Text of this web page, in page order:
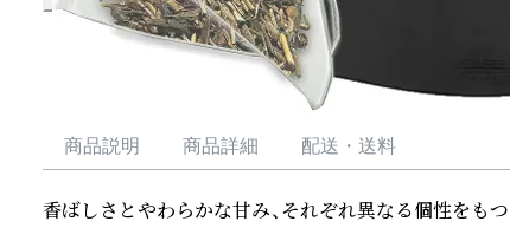
商品説明 商品詳細 配送・送料
香ばしさとやわらかな甘み、それぞれ異なる個性をも